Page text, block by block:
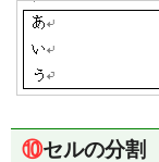
⑩セルの分割